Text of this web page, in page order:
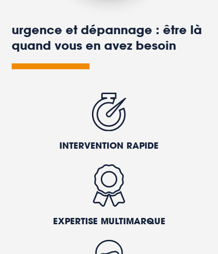
urgence et dépannage : être là
quand vous en avez besoin
INTERVENTION RAPIDE
EXPERTISE MULTIMARQUE